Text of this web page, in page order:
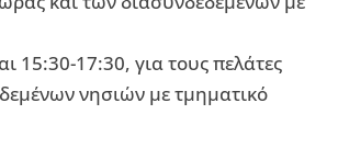
15:30-17:30, για τους πελάτες
νησιών με τμηματικό